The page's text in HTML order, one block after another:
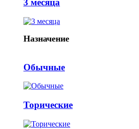
3 месяца
Назначение
Обычные
Торические